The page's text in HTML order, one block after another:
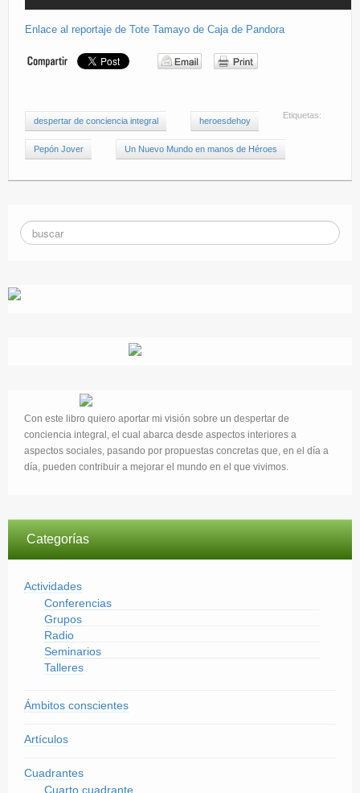
Enlace al reportaje de Tote Tamayo de Caja de Pandora
Etiquetas:
despertar de conciencia integral heroesdehoy
Pepón Jover Un Nuevo Mundo en manos de Héroes
Con este libro quiero aportar mi visión sobre un despertar de
conciencia integral, el cual abarca desde aspectos interiores a
aspectos sociales, pasando por propuestas concretas que, en el día a
día, pueden contribuir a mejorar el mundo en el que vivimos.
Categorías
Actividades
Conferencias
Grupos
Radio
Seminarios
Talleres
Ámbitos conscientes
Artículos
Cuadrantes
Cuarto cuadrante